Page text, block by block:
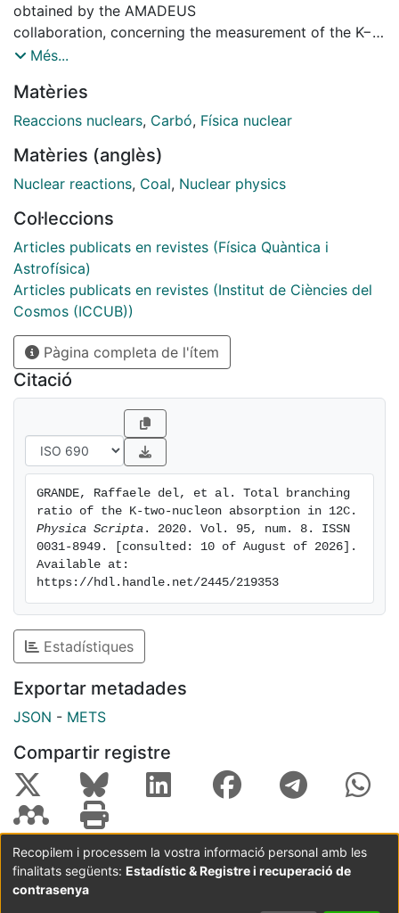
obtained by the AMADEUS
collaboration, concerning the measurement of the K−
multi-nucleon absorption
show that a good estimate of
the K− two-nucleon absorption total branching ratio
the measured final state interactions and conversion
reactions contain information on
combinations.
The total branching ratio of the K− two-nucleon
absorption in Carbon is found to be
(16±3(stat.)+4−5(syst.))%, which is in agreement with
recent theoretical predictions.
The missing contribution from those few channels for
which a Λp pair can not be detected in the final state
of the interaction is also estimated
Més...
Matèries
Reaccions nuclears, Carbó, Física nuclear
Matèries (anglès)
Nuclear reactions, Coal, Nuclear physics
Col·leccions
Articles publicats en revistes (Física Quàntica i
Astrofísica)
Articles publicats en revistes (Institut de Ciències del
Cosmos (ICCUB))
Pàgina completa de l'ítem
Citació
GRANDE, Raffaele del, et al. Total branching
Physica Scripta . 2020. Vol. 95, num. 8. ISSN
0031-8949. [consulted: 10 of August of 2026].
Available at:
https://hdl.handle.net/2445/219353
Estadístiques
Exportar metadades
JSON - METS
Compartir registre
Coordinació:CRAI UB Avís legal
Metadades
subjectes a:
Recopilem i processem la vostra informació personal amb les
finalitats següents: Estadístic & Registre i recuperació de
contrasenya